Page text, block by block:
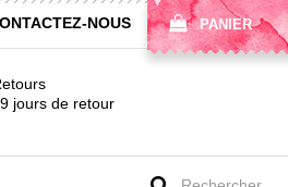
PANIER
NOUS
jours de retour